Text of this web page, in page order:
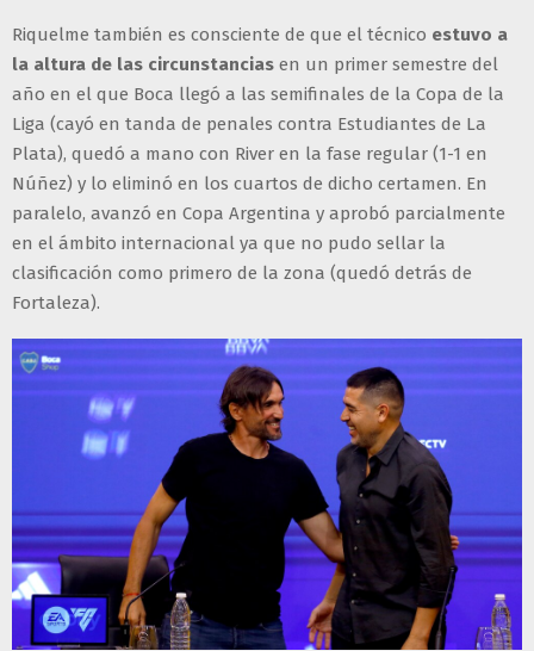
Riquelme también es consciente de que el técnico estuvo a
la altura de las circunstancias en un primer semestre del
año en el que Boca llegó a las semifinales de la Copa de la
Liga (cayó en tanda de penales contra Estudiantes de La
Plata), quedó a mano con River en la fase regular (1-1 en
Núñez) y lo eliminó en los cuartos de dicho certamen. En
paralelo, avanzó en Copa Argentina y aprobó parcialmente
en el ámbito internacional ya que no pudo sellar la
clasificación como primero de la zona (quedó detrás de
Fortaleza).